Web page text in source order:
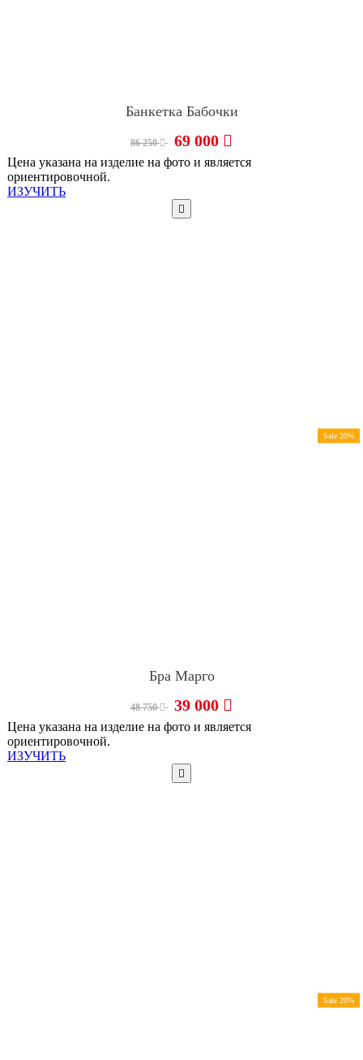
Банкетка Бабочки
86 250 69 000
Цена указана на изделие на фото и является
ориентировочной.
ИЗУЧИТЬ
Sale 20%
Бра Марго
48 750 39 000
Цена указана на изделие на фото и является
ориентировочной.
ИЗУЧИТЬ
Sale 20%